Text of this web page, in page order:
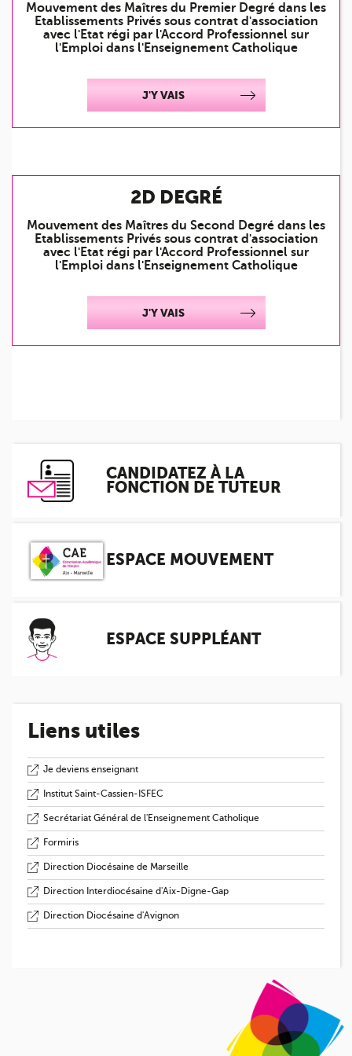
Publication des emplois
FAQ candidatures mouvement
2nd degré : CAE
Candidatures supplémentaires : DOC-CAE-16
Mutation inter-académique
Mutation intra-académique
Présentation et Infomations pour les Contrats Provisoires
Formulaire de recension des délégués auxiliaires du 2nd degré
FAQ formulaire mouvement
Mouvement des Maîtres du Premier Degré dans les
Etablissements Privés sous contrat d'association
avec l'Etat régi par l'Accord Professionnel sur
l'Emploi dans l'Enseignement Catholique
J'Y VAIS
2D DEGRÉ
Mouvement des Maîtres du Second Degré dans les
Etablissements Privés sous contrat d'association
avec l'Etat régi par l'Accord Professionnel sur
l'Emploi dans l'Enseignement Catholique
J'Y VAIS
CANDIDATEZ À LA
FONCTION DE TUTEUR
ESPACE MOUVEMENT
ESPACE SUPPLÉANT
Liens utiles
Je deviens enseignant
Institut Saint-Cassien-ISFEC
Secrétariat Général de l'Enseignement Catholique
Formiris
Direction Diocésaine de Marseille
Direction Interdiocésaine d'Aix-Digne-Gap
Direction Diocésaine d'Avignon